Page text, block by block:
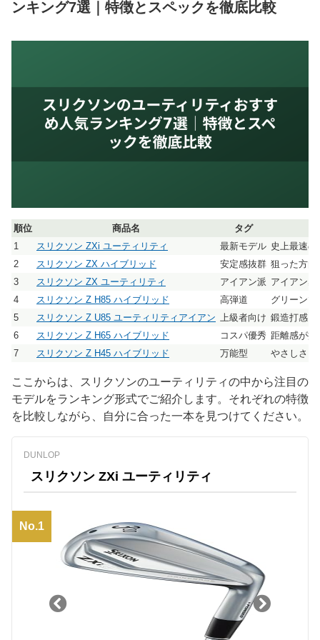
ンキング7選｜特徴とスペックを徹底比較
順位 商品名
タグ
1
スリクソン ZXi ユーティリティ 最新モデル 史上最速
2
スリクソン ZX ハイブリッド 安定感抜群 狙った方向
3
スリクソン ZX ユーティリティ アイアン派 アイアン
4
スリクソン Z H85 ハイブリッド 高弾道
グリーン
5
スリクソン Z U85 ユーティリティアイアン 上級者向け 鍛造打感と
6
スリクソン Z H65 ハイブリッド コスパ優秀 距離感が
7
スリクソン Z H45 ハイブリッド 万能型 やさしさと
ここからは、スリクソンのユーティリティの中から注目の
モデルをランキング形式でご紹介します。それぞれの特徴
を比較しながら、自分に合った一本を見つけてください。
DUNLOP
スリクソン ZXi ユーティリティ
No.1